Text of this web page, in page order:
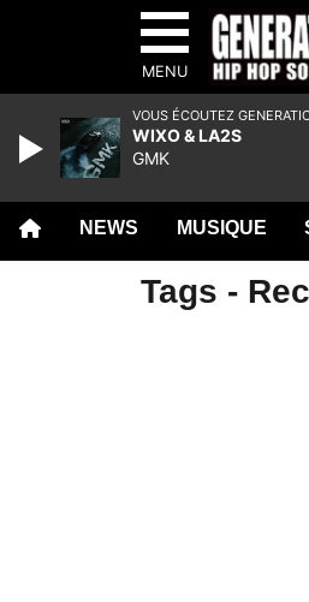
MENU
NEWS MUSIQUE
Tags -
VOUS ÉCOUTEZ
WIXO & LA2S
GMK